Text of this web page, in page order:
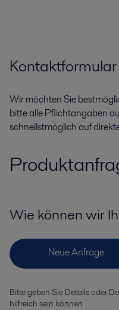
Kontaktformular
Wir möchten Sie
bitte alle Pflichtangaben
schnellstmöglich auf
Wie können wir
Bitte geben Sie Details oder
hilfreich sein können